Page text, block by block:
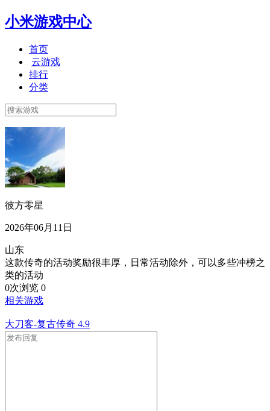
小米游戏中心
首页
云游戏
排行
分类
彼方零星
2026年06月11日
山东
这款传奇的活动奖励很丰厚，日常活动除外，可以多些冲榜之
类的活动
0次浏览 0
相关游戏
大刀客-复古传奇 4.9